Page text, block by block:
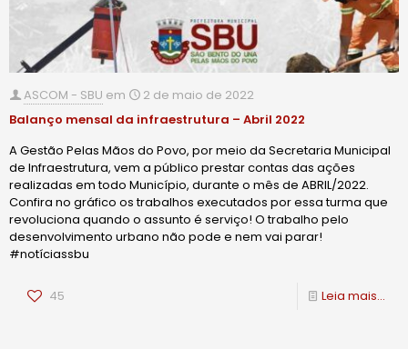
ASCOM - SBU em
2 de maio de 2022
Balanço mensal da infraestrutura – Abril 2022
A Gestão Pelas Mãos do Povo, por meio da Secretaria Municipal
de Infraestrutura, vem a público prestar contas das ações
realizadas em todo Município, durante o mês de ABRIL/2022.
Confira no gráfico os trabalhos executados por essa turma que
revoluciona quando o assunto é serviço! O trabalho pelo
desenvolvimento urbano não pode e nem vai parar!
#notíciassbu
45 Leia mais...